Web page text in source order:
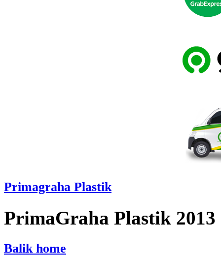
Primagraha Plastik
PrimaGraha Plastik 2013
Balik home